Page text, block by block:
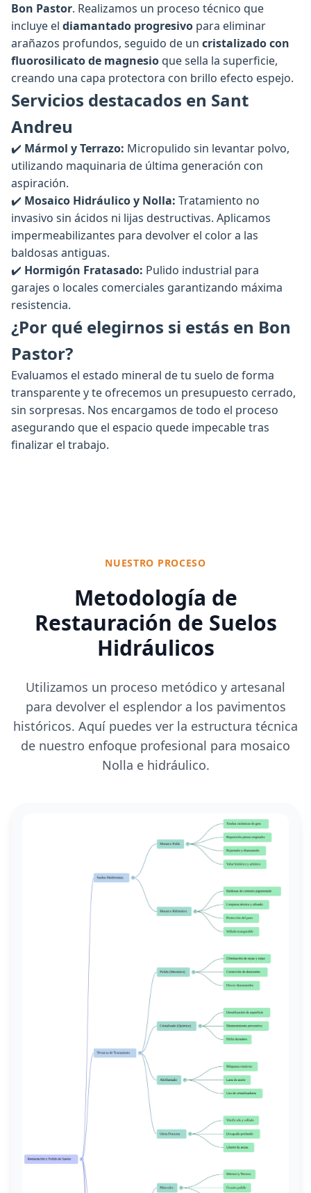
Bon Pastor. Realizamos un proceso técnico que
incluye el diamantado progresivo para eliminar
arañazos profundos, seguido de un cristalizado con
fluorosilicato de magnesioque sella la superficie,
creando una capa protectora con brillo efecto espejo.
Servicios destacados en Sant
Andreu
✔️ Mármol y Terrazo: Micropulido sin levantar polvo,
utilizando maquinaria de última generación con
aspiración.
✔️ Mosaico Hidráulico y Nolla: Tratamiento no
invasivo sin ácidos ni lijas destructivas. Aplicamos
impermeabilizantes para devolver el color a las
baldosas antiguas.
✔️ Hormigón Fratasado: Pulido industrial para
garajes o locales comerciales garantizando máxima
resistencia.
¿Por qué elegirnos si estás en Bon
Pastor?
Evaluamos el estado mineral de tu suelo de forma
transparente y te ofrecemos un presupuesto cerrado,
sin sorpresas. Nos encargamos de todo el proceso
asegurando que el espacio quede impecable tras
finalizar el trabajo.
NUESTRO PROCESO
Metodología de
Restauración de Suelos
Hidráulicos
Utilizamos un proceso metódico y artesanal
para devolver el esplendor a los pavimentos
históricos. Aquí puedes ver la estructura técnica
de nuestro enfoque profesional para mosaico
Nolla e hidráulico.